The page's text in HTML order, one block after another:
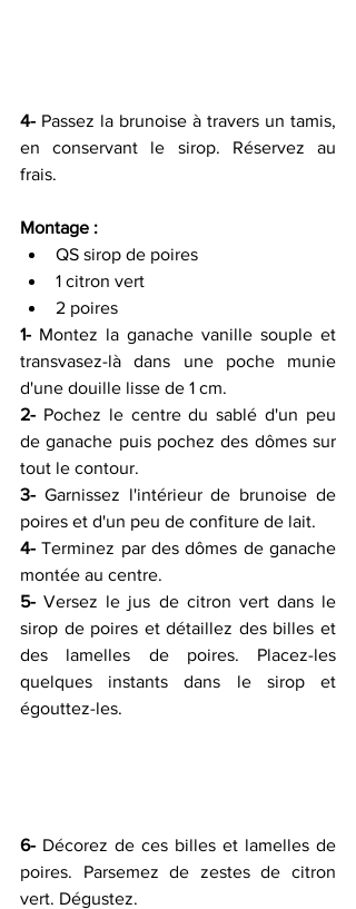
4- Passez la brunoise à travers un tamis,
en conservant le sirop. Réservez au
frais.
Montage :
QS sirop de poires
1 citron vert
2 poires
1- Montez la ganache vanille souple et
transvasez-là dans une poche munie
d'une douille lisse de 1 cm.
2- Pochez le centre du sablé d'un peu
de ganache puis pochez des dômes sur
tout le contour.
3- Garnissez l'intérieur de brunoise de
poires et d'un peu de confiture de lait.
4- Terminez par des dômes de ganache
montée au centre.
5- Versez le jus de citron vert dans le
sirop de poires et détaillez des billes et
des lamelles de poires. Placez-les
quelques instants dans le sirop et
égouttez-les.
6- Décorez de ces billes et lamelles de
poires. Parsemez de zestes de citron
vert. Dégustez.